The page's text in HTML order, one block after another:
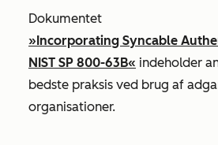
Dokumentet
»Incorporating Syncable
NIST SP 800-63B« indeholder
bedste praksis ved brug af
organisationer.